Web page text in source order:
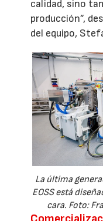
calidad, sino
producción”,
del equipo,
La última
EOSS está
cara. Foto: